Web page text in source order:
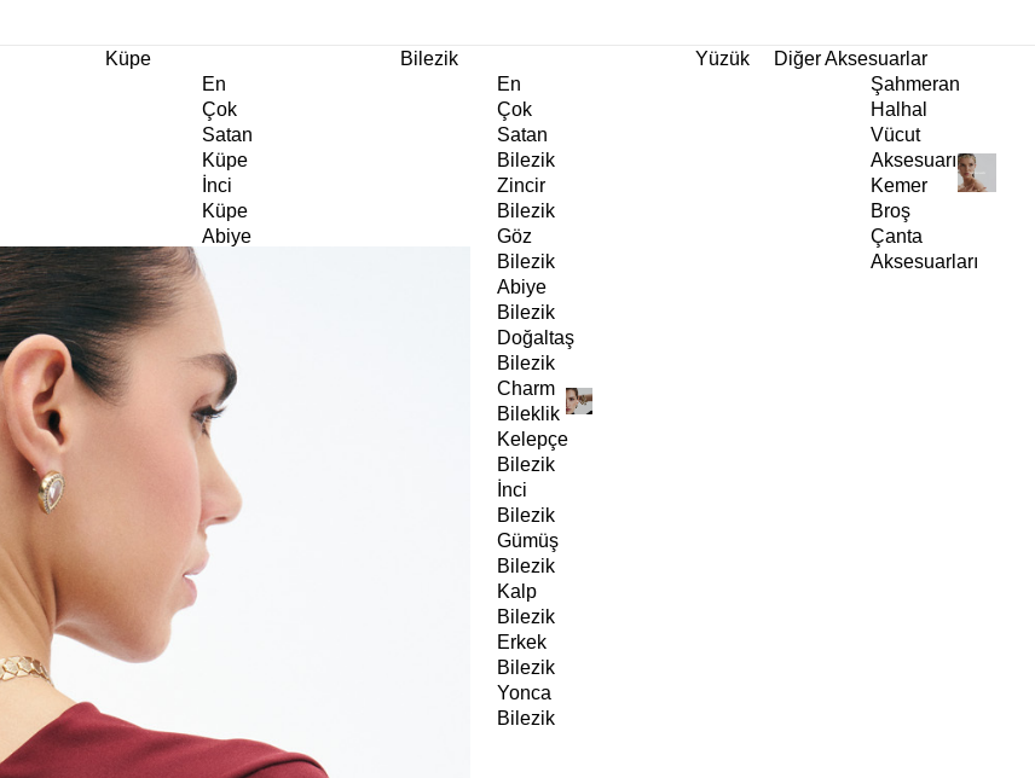
Küpe
En
Çok
Satan
Küpe
İnci
Küpe
Abiye
Doğaltaş
Küpe
Kıkırdak
Küpe
Halka
Küpe
Göz
Küpe
Charm
Küpe
Klipsli
Küpe
Bilezik
En
Çok
Satan
Bilezik
Zincir
Bilezik
Göz
Bilezik
Abiye
Bilezik
Doğaltaş
Bilezik
Charm
Bileklik
Kelepçe
Bilezik
İnci
Bilezik
Gümüş
Bilezik
Kalp
Bilezik
Erkek
Bilezik
Yonca
Bilezik
Yüzük
Diğer Aksesuarlar
Şahmeran
Halhal
Vücut
Aksesuarı
Kemer
Broş
Çanta
Aksesuarları